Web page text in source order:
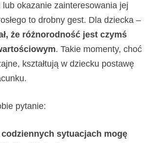
okazanie zainteresowania jej
to drobny gest. Dla dziecka –
że różnorodność jest czymś
. Takie momenty, choć
kształtują w dziecku postawę
pytanie:
sytuacjach mogę